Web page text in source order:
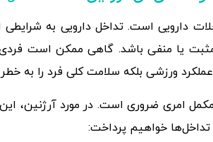
دارویی است. تداخل دارویی به
یا منفی باشد. گاهی ممکن است
ورزشی بلکه سلامت کلی فرد را به خطر
امری ضروری است. در مورد آرژنین،
خواهیم پرداخت: